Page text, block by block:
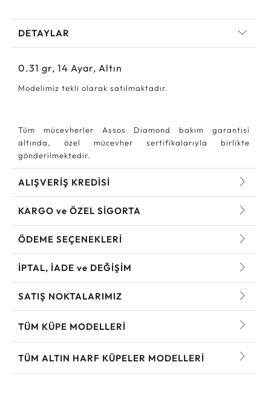
DETAYLAR
0.31 gr, 14 Ayar, Altın
Modelimiz tekli olarak satılmaktadır.
Tüm mücevherler Assos Diamond bakım garantisi
altında, özel mücevher sertifikalarıyla birlikte
gönderilmektedir.
ALIŞVERİŞ KREDİSİ
KARGO ve ÖZEL SİGORTA
ÖDEME SEÇENEKLERİ
İPTAL, İADE ve DEĞİŞİM
SATIŞ NOKTALARIMIZ
TÜM KÜPE MODELLERI
TÜM ALTIN HARF KÜPELER MODELLERI